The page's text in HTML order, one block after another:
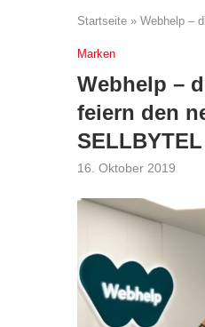
Startseite » Webhelp –
Marken
Webhelp –
feiern den
SELLBYTEL
16. Oktober 2019